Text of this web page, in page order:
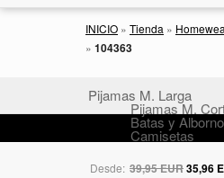
INICIO » Tienda »
» 104363
Pijamas M. Larga
Pijamas M.
Batas y
Camisetas
Desde: 39,95 EUR35,96